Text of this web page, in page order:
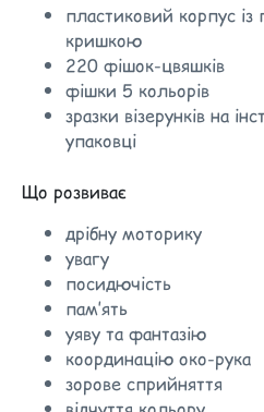
пластиковий корпус
кришкою
220 фішок-цвяшків
фішки 5 кольорів
зразки візерунків на
упаковці
Що розвиває
дрібну моторику
увагу
посидючість
пам’ять
уяву та фантазію
координацію око-рука
зорове сприйняття